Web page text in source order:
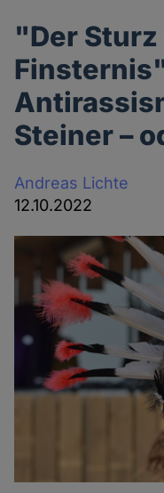
"Der
Steiner –
Andreas Lichte
12.10.2022